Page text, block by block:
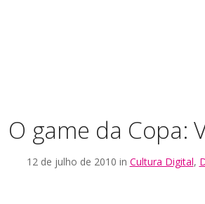
O game da Copa:
12 de julho de 2010 in Cultura Digital,